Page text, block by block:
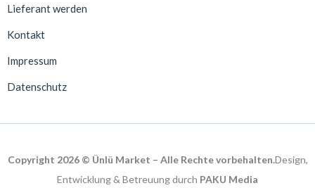
Lieferant werden
Kontakt
Impressum
Datenschutz
Copyright 2026 © Ünlü Market – Alle Rechte vorbehalten.Design,
Entwicklung & Betreuung durch PAKU Media